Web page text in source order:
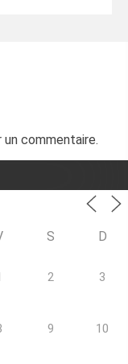
un commentaire.
S D
2 3
9 10